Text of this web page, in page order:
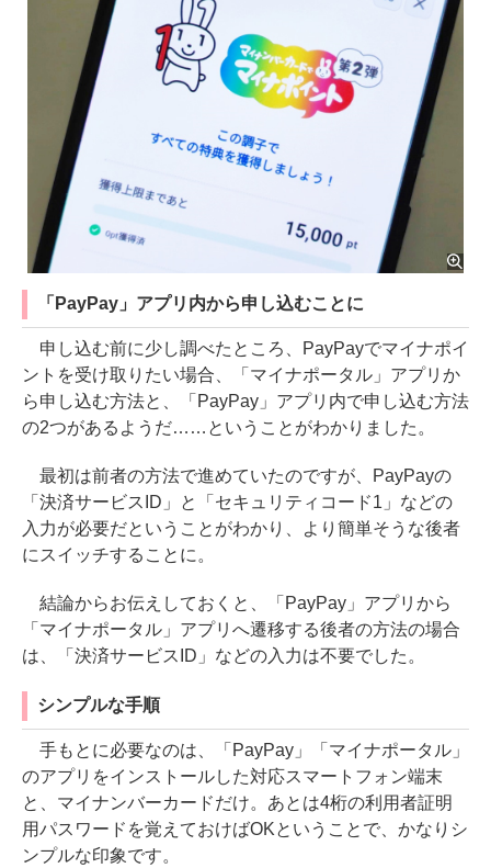
「PayPay」アプリ内から申し込むことに
申し込む前に少し調べたところ、PayPayでマイナポイ
ントを受け取りたい場合、「マイナポータル」アプリか
ら申し込む方法と、「PayPay」アプリ内で申し込む方法
の2つがあるようだ……ということがわかりました。
最初は前者の方法で進めていたのですが、PayPayの
「決済サービスID」と「セキュリティコード1」などの
入力が必要だということがわかり、より簡単そうな後者
にスイッチすることに。
結論からお伝えしておくと、「PayPay」アプリから
「マイナポータル」アプリへ遷移する後者の方法の場合
は、「決済サービスID」などの入力は不要でした。
シンプルな手順
手もとに必要なのは、「PayPay」「マイナポータル」
のアプリをインストールした対応スマートフォン端末
と、マイナンバーカードだけ。あとは4桁の利用者証明
用パスワードを覚えておけばOKということで、かなりシ
ンプルな印象です。